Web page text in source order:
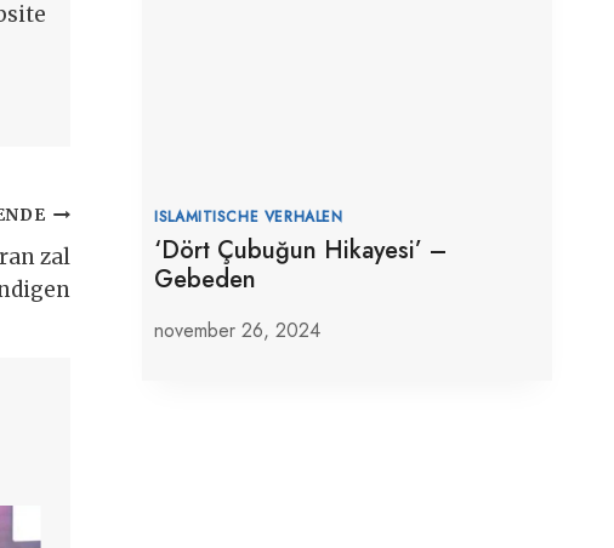
zal
ISLAMITISCHE VERHALEN
‘Dört Çubuğun Hikayesi’ –
Gebeden
november 26, 2024